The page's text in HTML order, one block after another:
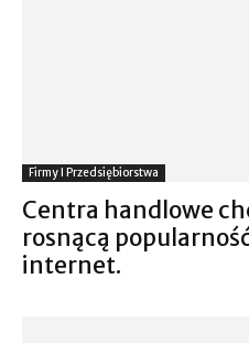
Firmy I Przedsiębiorstwa
Centra handlowe
rosnącą
internet.